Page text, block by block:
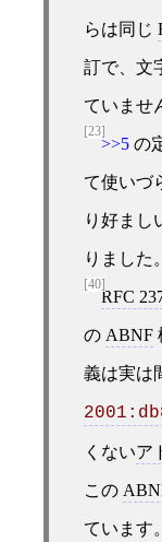
らは同じ
訂で、文
ていませ
[23]
>>5の
て使いづ
り好まし
りました。
[40]
RFC
の ABNF
義は実は
くないア
この
ています。